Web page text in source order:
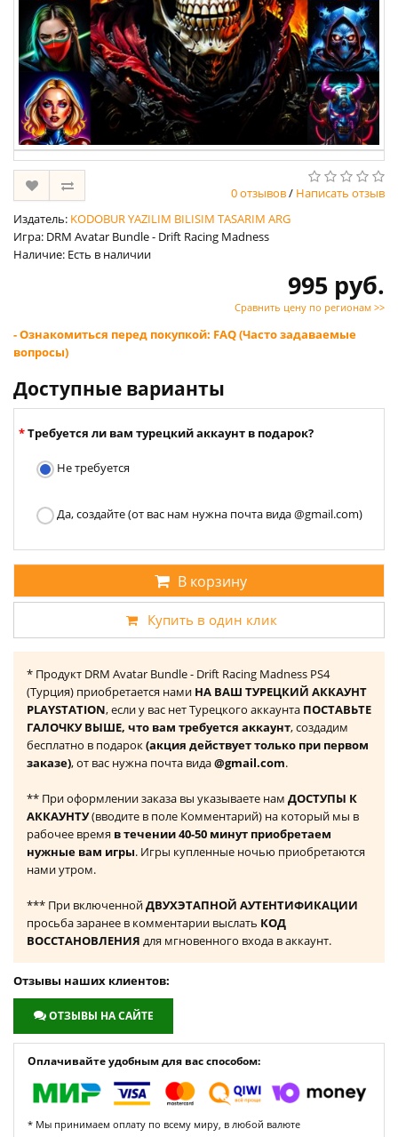
0 отзывов/ Написать отзыв
Издатель: KODOBUR YAZILIM BILISIM TASARIM ARG
Игра: DRM Avatar Bundle - Drift Racing Madness
Наличие: Есть в наличии
995 руб.
Сравнить цену по регионам >>
- Ознакомиться перед покупкой: FAQ (Часто задаваемые
вопросы)
Доступные варианты
Требуется ли вам турецкий аккаунт в подарок?
Не требуется
Да, создайте (от вас нам нужна почта вида @gmail.com)
В корзину
Купить в один клик
* Продукт DRM Avatar Bundle - Drift Racing Madness PS4
(Турция) приобретается нами НА ВАШ ТУРЕЦКИЙ АККАУНТ
PLAYSTATION, если у вас нет Турецкого аккаунта ПОСТАВЬТЕ
ГАЛОЧКУ ВЫШЕ, что вам требуется аккаунт, создадим
бесплатно в подарок(акция действует только при первом
заказе), от вас нужна почта вида@gmail.com.
** При оформлении заказа вы указываете нам ДОСТУПЫ К
АККАУНТУ(вводите в поле Комментарий) на который мы в
рабочее время в течении 40-50 минут приобретаем
нужные вам игры. Игры купленные ночью приобретаются
нами утром.
*** При включеннойДВУХЭТАПНОЙ АУТЕНТИФИКАЦИИ
просьба заранее в комментарии выслать КОД
ВОССТАНОВЛЕНИЯ для мгновенного входа в аккаунт.
Отзывы наших клиентов:
ОТЗЫВЫ НА САЙТЕ
Оплачивайте удобным для вас способом:
* Мы принимаем оплату по всему миру, в любой валюте